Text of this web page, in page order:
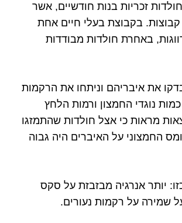
זכריות בנות חודשיים, אשר
בקבוצת בעלי חיים אחת
באחרת חולדות מבודדות
את איבריהם וניתחו את הרקמות
נוגדי החמצון ורמות הלחץ
מראות כי אצל חולדות שהתמזגו
החמצוני על האיברים היה גבוה
יותר אנרגיה מבזבזת על סקס
שמירה על רקמות נעורים.